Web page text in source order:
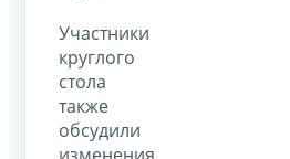
Участники
круглого
стола
также
обсудили